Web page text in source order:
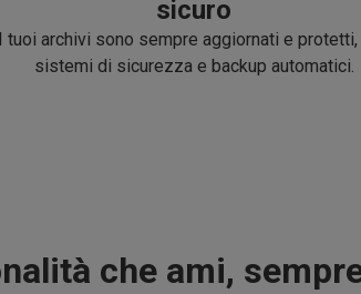
sicuro
I tuoi archivi sono sempre aggiornati e protetti,
sistemi di sicurezza e backup automatici.
che ami,